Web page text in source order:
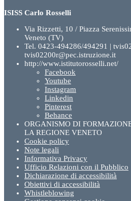
ISISS Carlo Rosselli
Via Rizzetti, 10 / Piazza
Veneto (TV)
Tel. 0423-494286/494291 |
tvis02200r@pec.istruzione.it
http://www.istitutorosselli.net/
Facebook
Youtube
Instagram
Linkedin
Pinterest
Behance
ORGANISMO DI
LA REGIONE VENETO
Cookie policy
Note legali
Informativa Privacy
Ufficio Relazioni con il Pubblico
Dichiarazione di accessibilità
Obiettivi di accessibilità
Whistleblowing